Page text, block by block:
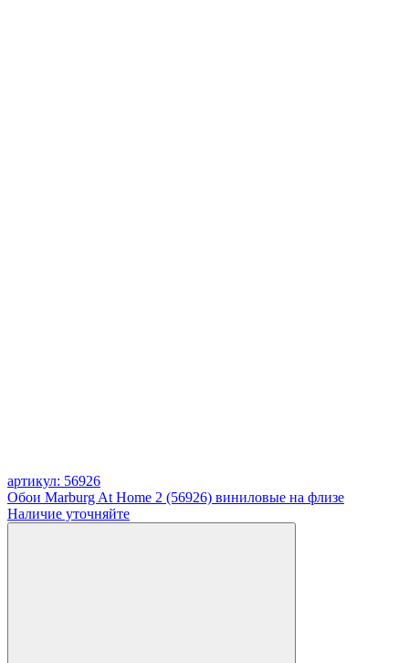
артикул: 56926
Обои Marburg At Home 2 (56926) виниловые на флизе
Наличие уточняйте